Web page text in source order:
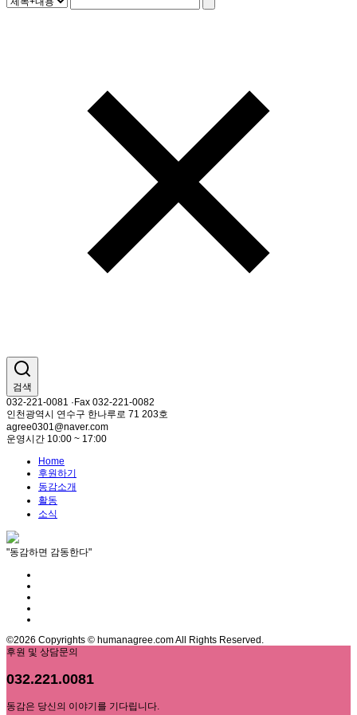
검색
032-221-0081 ·Fax 032-221-0082
인천광역시 연수구 한나루로 71 203호
agree0301@naver.com
운영시간 10:00 ~ 17:00
Home
후원하기
동감소개
활동
소식
"동감하면 감동한다"
©2026 Copyrights © humanagree.com All Rights Reserved.
후원 및 상담문의
032.221.0081
동감은 당신의 이야기를 기다립니다.